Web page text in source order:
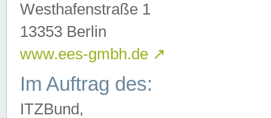
Westhafenstraße 1
13353 Berlin
www.ees-gmbh.de ↗
Im Auftrag des:
ITZBund,